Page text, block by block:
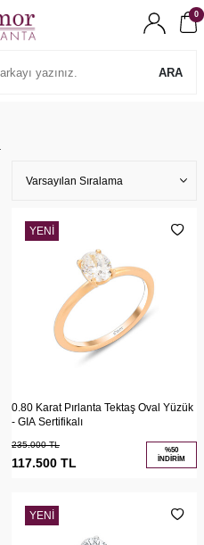
ARA
0
YENI
0.80 Karat Pırlanta Tektaş Oval Yüzük
- GIA Sertifikalı
235.000TL
117.500 TL
%50
İNDIRIM
YENI